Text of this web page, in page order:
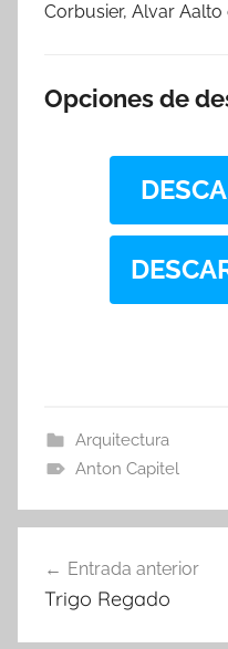
Corbusier, Alvar Aalto
Opciones de
Arquitectura
Anton Capitel
de
Entrada anterior
Trigo Regado